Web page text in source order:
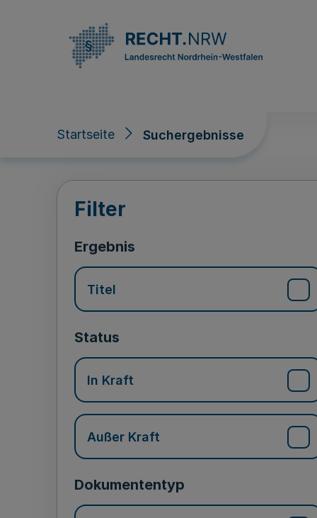
Startseite Suchergebnisse
Suchergebnisse
Filter
Ergebnis
Titel
Status
In Kraft
Außer Kraft
Dokumententyp